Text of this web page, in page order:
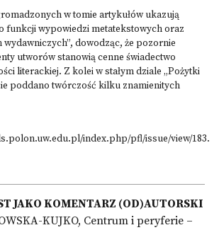
w tomie artykułów ukazują
funkcji wypowiedzi metatekstowych oraz
dowodząc, że pozornie
utworów stanowią cenne świadectwo
literackiej. Z kolei w stałym dziale „Pożytki
poddano twórczość kilku znamienitych
index.php/pfl/issue/view/183.
JAKO KOMENTARZ (OD)AUTORSKI
KUJKO, Centrum i peryferie –